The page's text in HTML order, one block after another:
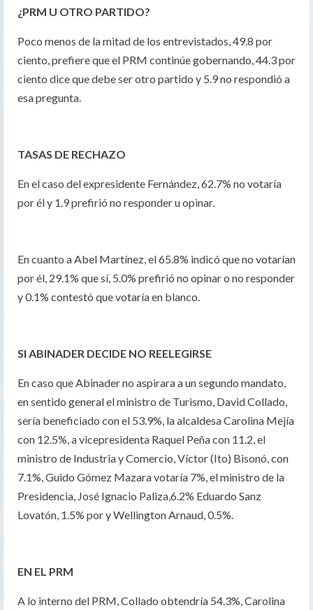
¿PRM U OTRO PARTIDO?
Poco menos de la mitad de los entrevistados, 49.8 por
ciento, prefiere que el PRM continúe gobernando, 44.3 por
ciento dice que debe ser otro partido y 5.9 no respondió a
esa pregunta.
TASAS DE RECHAZO
En el caso del expresidente Fernández, 62.7% no votaría
por él y 1.9 prefirió no responder u opinar.
En cuanto a Abel Martínez, el 65.8% indicó que no votarían
por él, 29.1% que sí, 5.0% prefirió no opinar o no responder
y 0.1% contestó que votaría en blanco.
SI ABINADER DECIDE NO REELEGIRSE
En caso que Abinader no aspirara a un segundo mandato,
en sentido general el ministro de Turismo, David Collado,
sería beneficiado con el 53.9%, la alcaldesa Carolina Mejía
con 12.5%, a vicepresidenta Raquel Peña con 11.2, el
ministro de Industria y Comercio, Víctor (Ito) Bisonó, con
7.1%, Guido Gómez Mazara votaría 7%, el ministro de la
Presidencia, José Ignacio Paliza,6.2% Eduardo Sanz
Lovatón, 1.5% por y Wellington Arnaud, 0.5%.
EN EL PRM
A lo interno del PRM, Collado obtendría 54.3%, Carolina